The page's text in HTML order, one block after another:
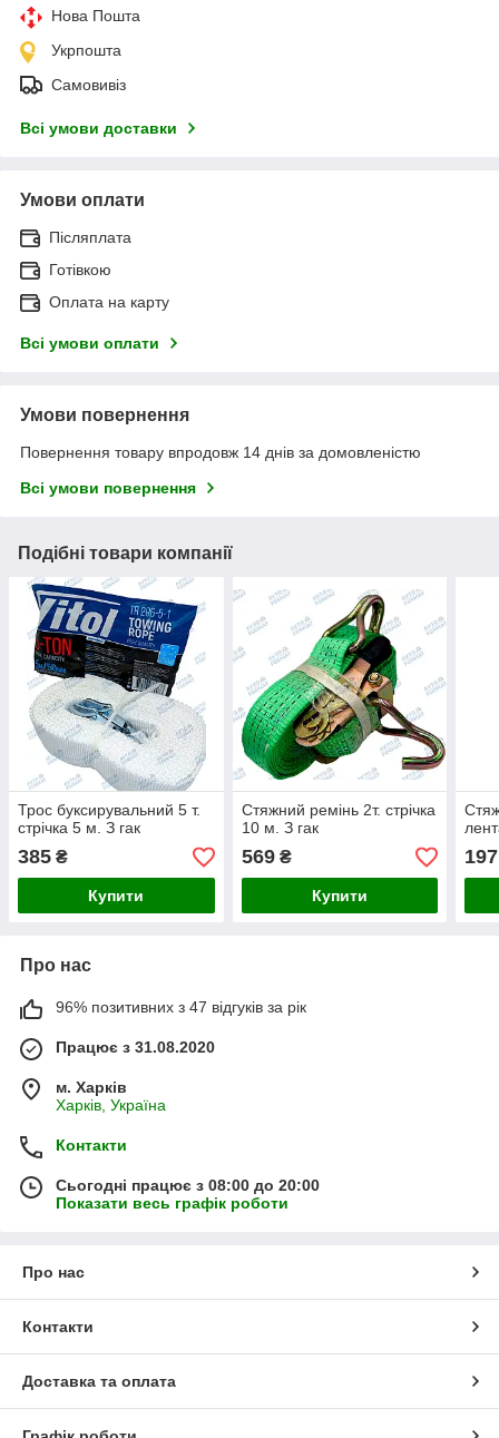
Нова Пошта
Укрпошта
Самовивіз
Всі умови доставки
Умови оплати
Післяплата
Готівкою
Оплата на карту
Всі умови оплати
Умови повернення
Повернення товару впродовж 14 днів за домовленістю
Всі умови повернення
Подібні товари компанії
Трос буксирувальний 5 т.
стрічка 5 м. З гак
385 ₴
Купити
Стяжний ремінь 2т. стрічка
10 м. З гак
569₴
Купити
197
Про нас
96% позитивних з 47 відгуків за рік
Працює з 31.08.2020
м. Харків
Харків, Україна
Контакти
Сьогодні працює з 08:00 до 20:00
Показати весь графік роботи
Про нас
Контакти
Доставка та оплата